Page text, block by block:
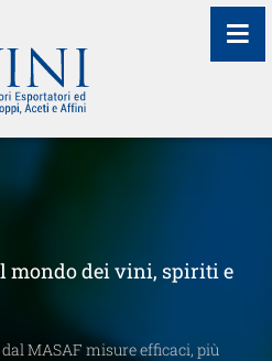
mondo dei vini, spiriti e
MASAF misure efficaci, più
≡